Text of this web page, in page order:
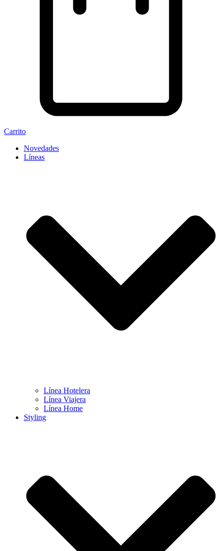
Carrito
Novedades
Líneas
Línea Hotelera
Línea Viajera
Línea Home
Styling